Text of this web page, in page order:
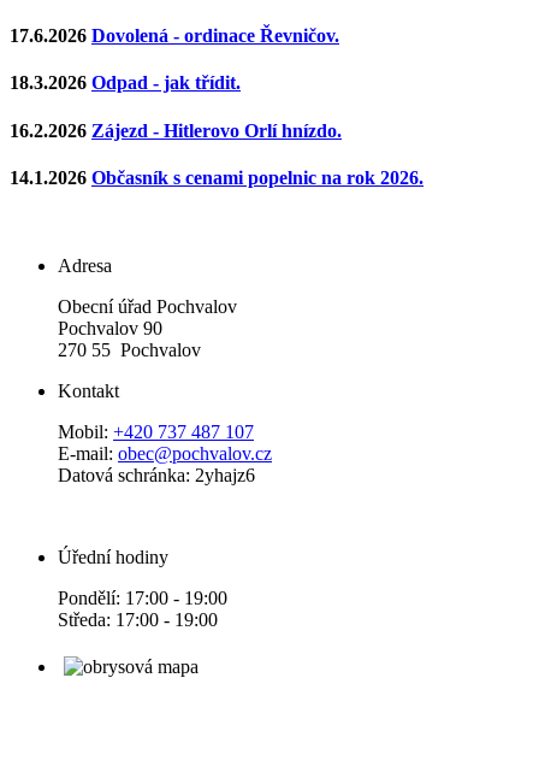
17.6.2026 Dovolená - ordinace Řevničov.
18.3.2026 Odpad - jak třídit.
16.2.2026 Zájezd - Hitlerovo Orlí hnízdo.
14.1.2026 Občasník s cenami popelnic na rok 2026.
Adresa
Obecní úřad Pochvalov
Pochvalov 90
270 55 Pochvalov
Kontakt
Mobil: +420 737 487 107
E-mail: obec@pochvalov.cz
Datová schránka: 2yhajz6
Úřední hodiny
Pondělí: 17:00 - 19:00
Středa: 17:00 - 19:00